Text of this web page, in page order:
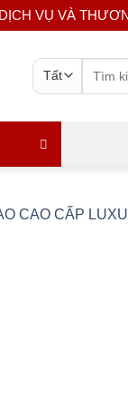
VỤ VÀ
kiếm: